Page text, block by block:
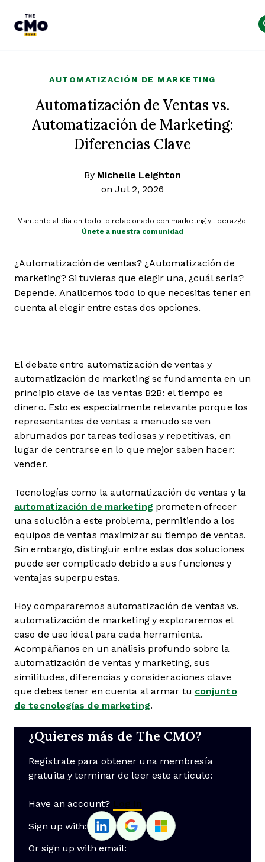
AUTOMATIZACIÓN DE MARKETING
Automatización de Ventas vs.
Automatización de Marketing:
Diferencias Clave
By Michelle Leighton
on Jul 2, 2026
Mantente al día en todo lo relacionado con marketing y liderazgo.
Únete a nuestra comunidad
¿Automatización de ventas? ¿Automatización de
marketing? Si tuvieras que elegir una, ¿cuál sería?
Depende. Analicemos todo lo que necesitas tener en
cuenta al elegir entre estas dos opciones.
El debate entre automatización de ventas y
automatización de marketing se fundamenta en un
principio clave de las ventas B2B: el tiempo es
dinero. Esto es especialmente relevante porque los
representantes de ventas a menudo se ven
abrumados por tareas tediosas y repetitivas, en
lugar de centrarse en lo que mejor saben hacer:
vender.
Tecnologías como la automatización de ventas y la
automatización de marketing prometen ofrecer
una solución a este problema, permitiendo a los
equipos de ventas maximizar su tiempo de ventas.
Sin embargo, distinguir entre estas dos soluciones
puede ser complicado debido a sus funciones y
ventajas superpuestas.
Hoy compararemos automatización de ventas vs.
automatización de marketing y exploraremos el
caso de uso ideal para cada herramienta.
Acompáñanos en un análisis profundo sobre la
automatización de ventas y marketing, sus
similitudes, diferencias y consideraciones clave
que debes tener en cuenta al armar tu conjunto
de tecnologías de marketing.
¿Quieres más de The CMO?
Regístrate para obtener una membresía
gratuita y terminar de leer este artículo:
Have an account? Log In
Sign up with:
Or sign up with email: